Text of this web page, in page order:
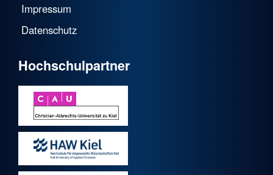
Impressum
Datenschutz
Hochschulpartner